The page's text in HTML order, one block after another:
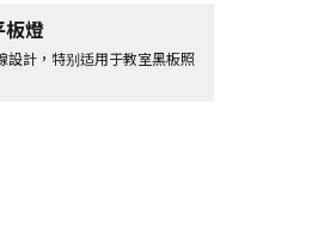
板燈
設計，特别适用于教室黑板照